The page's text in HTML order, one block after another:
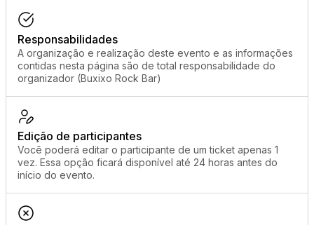
Responsabilidades
A organização e realização deste evento e as informações
contidas nesta página são de total responsabilidade do
organizador (Buxixo Rock Bar)
Edição de participantes
Você poderá editar o participante de um ticket apenas 1
vez. Essa opção ficará disponível até 24 horas antes do
início do evento.